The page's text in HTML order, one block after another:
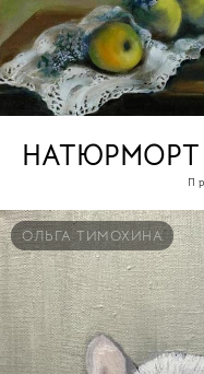
ОЛЬГА ТИМОХИНА